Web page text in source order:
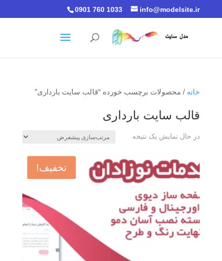
0901 760 1033 info@modelsite.ir
خانه / محصولات برچسب خورده “قالب سایت بارداری”
قالب سایت بارداری
در حال نمایش یک نتیجه
تخفیف!